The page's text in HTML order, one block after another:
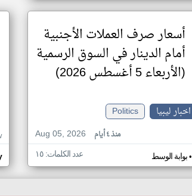
أسعار صرف العملات الأجنبية
أمام الدينار في السوق الرسمية
(الأربعاء 5 أغسطس 2026)
اخبار ليبيا
Politics
Aug 05, 2026
منذ ٤ أيام
بوابة الوسط• عدد الكلمات: ١٥